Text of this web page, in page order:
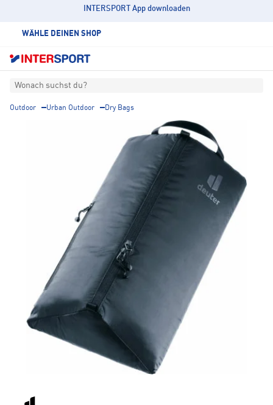
INTERSPORT App downloaden
WÄHLE DEINEN SHOP
Wonach suchst du?
Outdoor Urban Outdoor Dry Bags